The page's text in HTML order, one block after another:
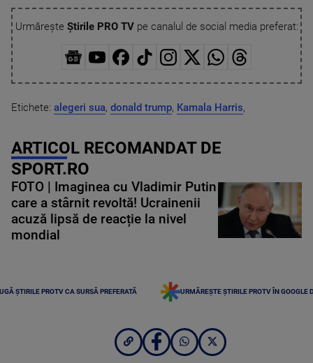
Urmărește Știrile PRO TVpe canalul de social media preferat:
Etichete: alegeri sua, donald trump, Kamala Harris,
ARTICOL RECOMANDAT DE
SPORT.RO
FOTO | Imaginea cu Vladimir Putin
care a stârnit revoltă! Ucrainenii
acuză lipsă de reacție la nivel
mondial
ȘTIRILE PROTV CA SURSĂ PREFERATĂ URMĂREȘTE ȘTIRILE PROTV ÎN GOOGLE